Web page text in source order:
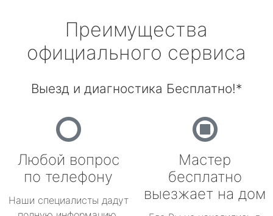
Преимущества
официального сервиса
Выезд и диагностика Бесплатно!*
Любой вопрос
по телефону
Наши специалисты дадут
Мастер
бесплатно
выезжает на дом